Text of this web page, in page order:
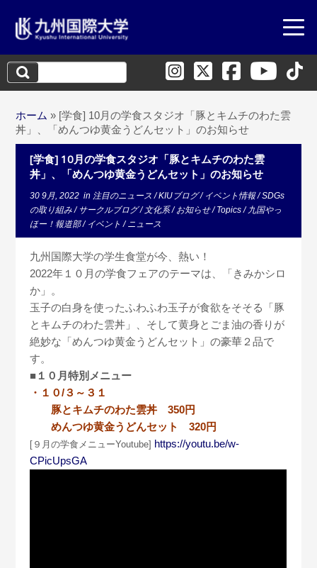
検
索:
ホーム » [学食] 10月の学食スタジオ「豚とキムチのわた雲
丼」、「めんつゆ黄金うどんセット」のお知らせ
[学食] 10月の学食スタジオ「豚とキムチのわた雲
丼」、「めんつゆ黄金うどんセット」のお知らせ
30 9月, 2022 in 注目のニュース/KIUブログ/ イベント情報/SDGs
の取り組み/ サークルブログ/ 文化系/お知らせ/Topics/九国やっ
ほー！報道部/ イベント/ニュース
九州国際大学の学生食堂が今、熱い！
2022年１０月の学食フェアのテーマは、「きみかシロ
か」。
玉子の白身を使ったふわふわ玉子が食欲をそそる「豚
とキムチのわた雲丼」、そして黄身とごま油の香りが
絶妙な「めんつゆ黄金うどんセット」の豪華２品で
す。
■１０月特別メニュー
・１０/３～３１
豚とキムチのわた雲丼 350円
めんつゆ黄金うどんセット 320円
[９月の学食メニューYoutube] https://youtu.be/w-
CPicUpsGA